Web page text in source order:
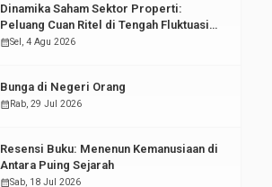
Dinamika Saham Sektor Properti:
Peluang Cuan Ritel di Tengah Fluktuasi
Pasar Modal
calendar_monthSel, 4 Agu 2026
Bunga di Negeri Orang
calendar_monthRab, 29 Jul 2026
Resensi Buku: Menenun Kemanusiaan di
Antara Puing Sejarah
calendar_monthSab, 18 Jul 2026